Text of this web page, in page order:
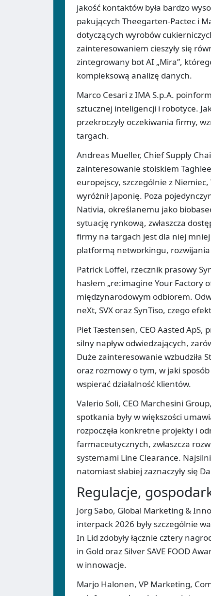
jakość kontaktów była bardzo
pakujących Theegarten-Pactec i
dotyczących wyrobów
zainteresowaniem cieszyły się
zintegrowany bot AI „Mira”,
kompleksową analizę danych.
Marco Cesari z IMA S.p.A.
sztucznej inteligencji i robotyce.
przekroczyły oczekiwania firmy,
targach.
Andreas Mueller, Chief Supply
zainteresowanie stoiskiem
europejscy, szczególnie z
wyróżnił Japonię. Poza
Nativia, określanemu jako
sytuację rynkową, zwłaszcza
firmy na targach jest dla niej
platformą networkingu,
Patrick Löffel, rzecznik prasowy
hasłem „re:imagine Your Factory
międzynarodowym odbiorem.
neXt, SVX oraz SynTiso, czego
Piet Tæstensen, CEO Aasted ApS,
silny napływ odwiedzających,
Duże zainteresowanie wzbudziła
oraz rozmowy o tym, w jaki
wspierać działalność klientów.
Valerio Soli, CEO Marchesini
spotkania były w większości
rozpoczęła konkretne projekty i
farmaceutycznych, zwłaszcza
systemami Line Clearance.
natomiast słabiej zaznaczyły się
Regulacje,
Jörg Sabo, Global Marketing &
interpack 2026 były szczególnie
In Lid zdobyły łącznie cztery
in Gold oraz Silver SAVE FOOD
w innowacje.
Marjo Halonen, VP Marketing,